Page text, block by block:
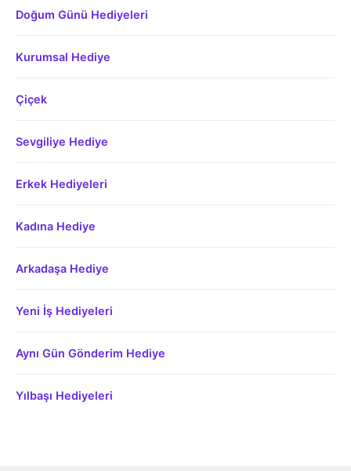
Doğum Günü Hediyeleri
Kurumsal Hediye
Çiçek
Sevgiliye Hediye
Erkek Hediyeleri
Kadına Hediye
Arkadaşa Hediye
Yeni İş Hediyeleri
Aynı Gün Gönderim Hediye
Yılbaşı Hediyeleri